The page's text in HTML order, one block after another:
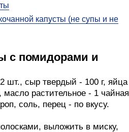
капусты (не супы и не
с помидорами и
шт., сыр твердый - 100 г, яйца
растительное - 1 чайная
соль, перец - по вкусу.
выложить в миску,